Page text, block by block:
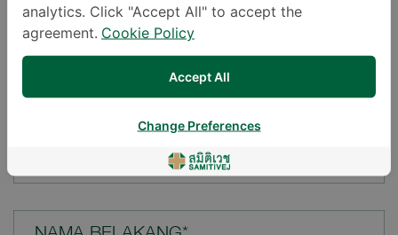
PERTANYAAN ANDA*
analytics. Click "Accept All" to accept the
agreement. Cookie Policy
Accept All
Change Preferences